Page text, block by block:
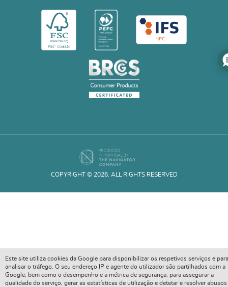
COPYRIGHT © 2026. ALL RIGHTS RESERVED
Este site utiliza cookies da Google para disponibilizar os respetivos serviços e para
analisar o tráfego. O seu endereço IP e agente do utilizador são partilhados com a
Google, bem como o desempenho e a métrica de segurança, para assegurar a
qualidade do serviço, gerar as estatísticas de utilização e detetar e resolver abusos